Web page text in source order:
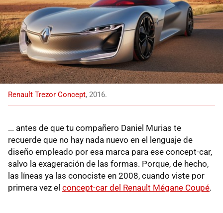
Renault Trezor Concept, 2016.
... antes de que tu compañero Daniel Murias te
recuerde que no hay nada nuevo en el lenguaje de
diseño empleado por esa marca para ese concept-car,
salvo la exageración de las formas. Porque, de hecho,
las líneas ya las conociste en 2008, cuando viste por
primera vez el concept-car del Renault Mégane Coupé.